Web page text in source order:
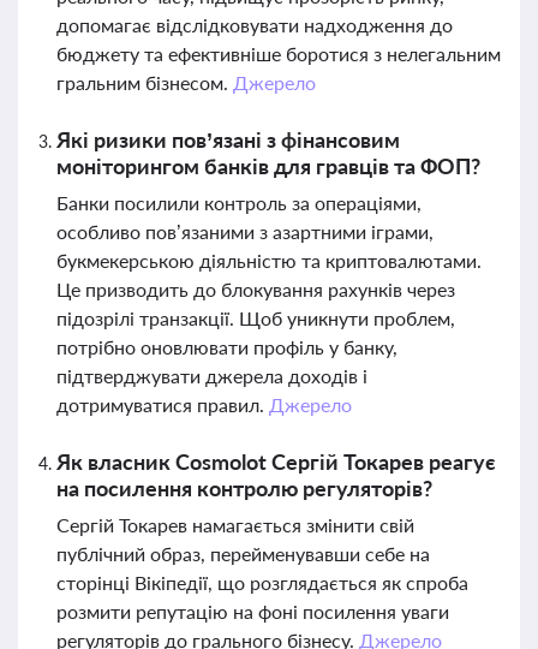
допомагає відслідковувати надходження до
бюджету та ефективніше боротися з нелегальним
гральним бізнесом. Джерело
Які ризики пов’язані з фінансовим
моніторингом банків для гравців та ФОП?
Банки посилили контроль за операціями,
особливо пов’язаними з азартними іграми,
букмекерською діяльністю та криптовалютами.
Це призводить до блокування рахунків через
підозрілі транзакції. Щоб уникнути проблем,
потрібно оновлювати профіль у банку,
підтверджувати джерела доходів і
дотримуватися правил. Джерело
Як власник Cosmolot Сергій Токарев реагує
на посилення контролю регуляторів?
Сергій Токарев намагається змінити свій
публічний образ, перейменувавши себе на
сторінці Вікіпедії, що розглядається як спроба
розмити репутацію на фоні посилення уваги
регуляторів до грального бізнесу. Джерело